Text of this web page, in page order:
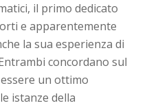
il primo dedicato
e apparentemente
la sua esperienza di
concordano sul
un ottimo
istanze della